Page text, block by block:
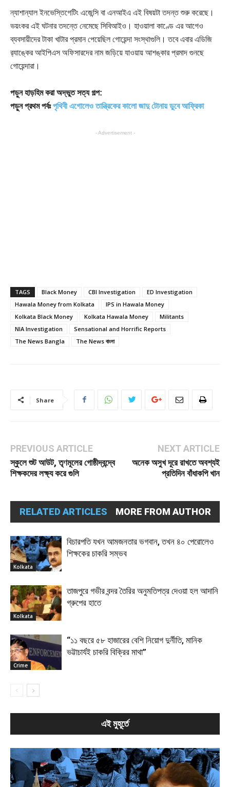
ন্যাশান্যাল ইনভেস্তিগেটিং এজেন্সি বা এনআইএ এই বিষয়টা তদন্ত শুরু করেছে।
ভয়ংকর এই ঘটনার তদন্তে নেমেছে সিবিআইও। হাওয়ালা কাণ্ডে এর আগেও
ব্যবসায়ীদের টাকা খাটার প্রমান পেয়েছিল গোয়েন্দা সংস্থাগুলি। তবে এবার এডিজি
র‍্যাঙ্কের আইপিএস অফিসারদের নাম জড়িয়ে যাওয়ায় আশঙ্কার প্রমাদ গুনছে
গোয়েন্দারা।
পড়ুন হাড়হিম করা অদ্ভুত সত্য গল্প:
পড়ুন প্রথম পর্বঃপৃথিবী এগোলেও তান্ত্রিকের কালো জাদু টোনায় ডুবে আফ্রিকা
- Advertisement -
TAGS Black Money CBI Investigation
ED Investigation
Hawala Money from Kolkata
IPS in Hawala Money
Kolkata Black Money
Kolkata Hawala Money
Militants
NIA Investigation
Sensational and Horrific Reports
The News Bangla
The News বাংলা
Share
PREVIOUS ARTICLE
স্কুলে শুট আউট, তৃণমূলের গোষ্ঠীদ্বন্দ্বে
শিক্ষকদের লক্ষ্য করে গুলি
NEXT ARTICLE
অনেক অসুখ দূরে রাখতে অবশ্যই
প্রতিদিন বাঁধাকপি খান
RELATED ARTICLES MORE FROM AUTHOR
Kolkata
বিচারপতি যখন আমজনতার ভগবান, তখন ৪০ পেরোলেও
শিক্ষকের চাকরি সম্ভব
Kolkata
তাজপুরে গভীর বন্দর তৈরির অনুমতিপত্র দেওয়া হল আদানি
গ্রুপের হাতে
Crime
“১১ বছরে ৫৮ হাজারের বেশি নিয়োগ দুর্নীতি, মানিক
ভট্টাচার্যই চাকরি বিক্রির মাথা”
এই মুহূর্তে